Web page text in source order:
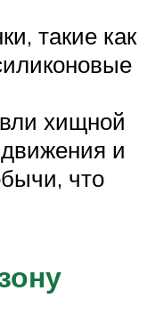
такие как
хищной
и
что